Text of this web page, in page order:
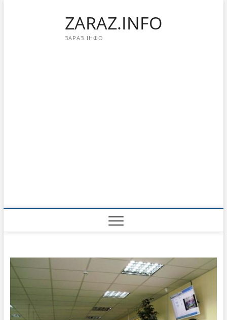
ZARAZ.INFO
ЗАРАЗ.ІНФО